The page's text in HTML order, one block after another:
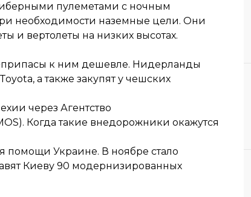
пулеметами с ночным
необходимости наземные цели. Они
и вертолеты на низких высотах.
к ним дешевле. Нидерланды
а также закупят у чешских
через Агентство
Когда такие внедорожники окажутся
помощи Украине. В ноябре стало
Киеву 90 модернизированных